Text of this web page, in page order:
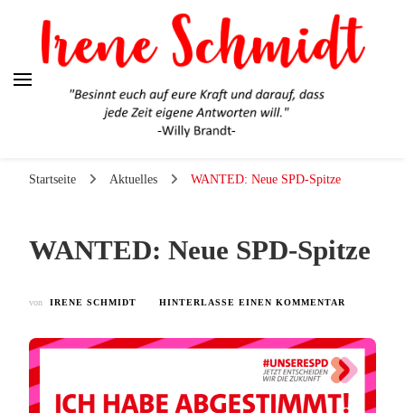
Startseite Aktuelles WANTED: Neue SPD-Spitze
WANTED: Neue SPD-Spitze
von IRENE SCHMIDT HINTERLASSE EINEN KOMMENTAR
SPD-
SPITZE